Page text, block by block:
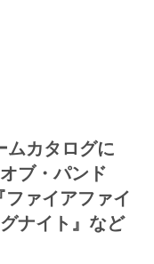
カタログに
ブ・パンド
ァイアファイ
ナイト』など